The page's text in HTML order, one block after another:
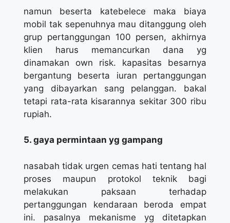
namun beserta katebelece maka biaya
mobil tak sepenuhnya mau ditanggung oleh
grup pertanggungan 100 persen, akhirnya
klien harus memancurkan dana yg
dinamakan own risk. kapasitas besarnya
bergantung beserta iuran pertanggungan
yang dibayarkan sang pelanggan. bakal
tetapi rata-rata kisarannya sekitar 300 ribu
rupiah.
5. gaya permintaan yg gampang
nasabah tidak urgen cemas hati tentang hal
proses maupun protokol teknik bagi
melakukan paksaan terhadap
pertanggungan kendaraan beroda empat
ini. pasalnya mekanisme yg ditetapkan